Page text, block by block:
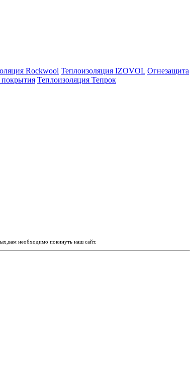
Rockwool Теплоизоляция IZOVOL Огнезащита
Теплоизоляция Тепрок
необходимо покинуть наш сайт.